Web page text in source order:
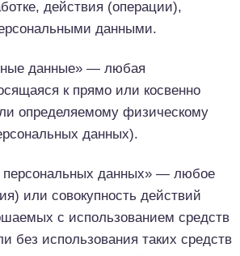
действия (операции),
данными.
данные» — любая
к прямо или косвенно
определяемому физическому
данных).
персональных данных» — любое
или совокупность действий
с использованием средств
без использования таких средств